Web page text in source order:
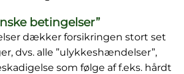
betingelser”
dækker forsikringen stort set
dvs. alle ”ulykkeshændelser”,
som følge af f.eks. hårdt